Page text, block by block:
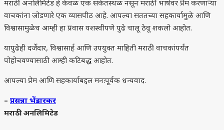
मराठी अनलिमिटेड हे केवळ एक संकेतस्थळ नसून मराठी भाषेवर प्रेम करणाऱ्या
वाचकांना जोडणारे एक व्यासपीठ आहे. आपल्या सततच्या सहकार्यामुळे आणि
विश्वासामुळेच आम्ही हा प्रवास यशस्वीपणे पुढे चालू ठेवू शकलो आहोत.
यापुढेही दर्जेदार, विश्वासार्ह आणि उपयुक्त माहिती मराठी वाचकांपर्यंत
पोहोचवण्यासाठी आम्ही कटिबद्ध आहोत.
आपल्या प्रेम आणि सहकार्याबद्दल मनःपूर्वक धन्यवाद.
– प्रसन्ना भेंडारकर
मराठी अनलिमिटेड